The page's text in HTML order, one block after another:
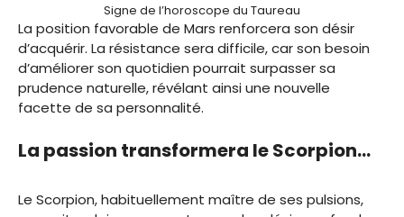
Signe de l’horoscope du Taureau
La position favorable de Mars renforcera son désir
d’acquérir. La résistance sera difficile, car son besoin
d’améliorer son quotidien pourrait surpasser sa
prudence naturelle, révélant ainsi une nouvelle
facette de sa personnalité.
La passion transformera le Scorpion…
Le Scorpion, habituellement maître de ses pulsions,